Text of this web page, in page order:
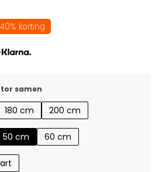
40% korting
samen
180 cm 200 cm
50 cm 60 cm